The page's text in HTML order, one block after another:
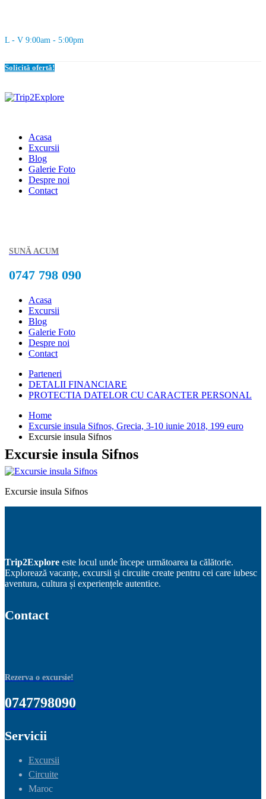
L - V 9:00am - 5:00pm
Solicită ofertă!
Acasa
Excursii
Blog
Galerie Foto
Despre noi
Contact
SUNĂ ACUM
0747 798 090
Acasa
Excursii
Blog
Galerie Foto
Despre noi
Contact
Parteneri
DETALII FINANCIARE
PROTECTIA DATELOR CU CARACTER PERSONAL
Home
Excursie insula Sifnos, Grecia, 3-10 iunie 2018, 199 euro
Excursie insula Sifnos
Excursie insula Sifnos
Excursie insula Sifnos
Trip2Explore este locul unde începe următoarea ta călătorie.
Explorează vacanțe, excursii și circuite create pentru cei care iubesc
aventura, cultura și experiențele autentice.
Contact
Rezerva o excursie!
0747798090
Servicii
Excursii
Circuite
Maroc